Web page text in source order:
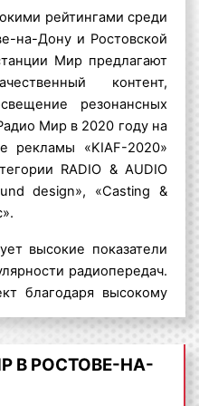
Мир» в Ростове-на-
читает диктор или
ролик может быть
Музыкальное
роликах не является
наличие музыки
ролика на «Радио
Монте-Карло 5
Энерджи
рейтингами среди
на-Дону и Ростовской
Мир предлагают
контент,
резонансных
Мир в 2020 году на
рекламы «KIAF-2020»
RADIO & AUDIO
design», «Casting &
высокие показатели
радиопередач.
благодаря высокому
а также
«Радио
одной из самых
России.
В РОСТОВЕ-НА-